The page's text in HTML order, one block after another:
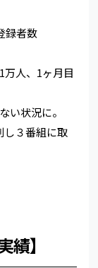
者数
万人、1ヶ月目
い状況に。
し３番組に取
績】